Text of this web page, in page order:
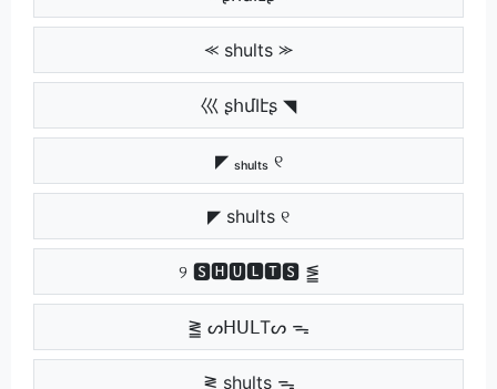
⪻ shults ⪼
巛 ʂհմӀէʂ ◥
◤ ₛₕᵤₗₜₛ ୧
◤ shults ୧
୨ 🆂🅷🆄🅻🆃🆂 ⪑
⪒ ᔕᕼᑌᒪTᔕ ᯓ
⪒ shults ᯓ